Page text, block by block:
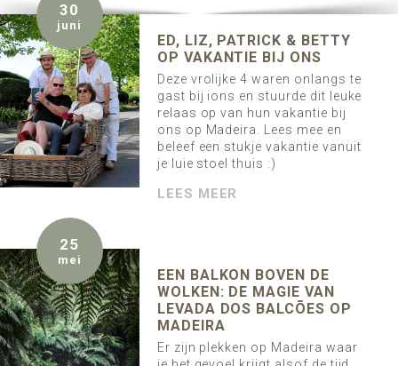
30
juni
ED, LIZ, PATRICK & BETTY
OP VAKANTIE BIJ ONS
Deze vrolijke 4 waren onlangs te
gast bij ions en stuurde dit leuke
relaas op van hun vakantie bij
ons op Madeira. Lees mee en
beleef een stukje vakantie vanuit
je luie stoel thuis :)
LEES MEER
25
mei
EEN BALKON BOVEN DE
WOLKEN: DE MAGIE VAN
LEVADA DOS BALCÕES OP
MADEIRA
Er zijn plekken op Madeira waar